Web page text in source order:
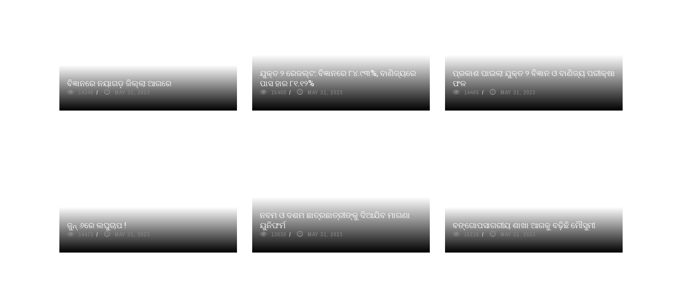
ବିଜ୍ଞାନରେ ନୟାଗଡ଼ ଜିଲ୍ଲା ଆଗରେ
14340 MAY 31, 2023
ଯୁକ୍ତ ୨ ରେଜଲ୍ଟ: ବିଜ୍ଞାନରେ ୮୪.୯୩%, ବାଣିଜ୍ୟରେ
ପାସ ହାର ୮୧.୧୨%
15400 MAY 31, 2023
ପ୍ରକାଶ ପାଇଲା ଯୁକ୍ତ ୨ ବିଜ୍ଞାନ ଓ ବାଣିଜ୍ୟ ପରୀକ୍ଷା
ଫଳ
14465 MAY 31, 2023
ଜୁନ୍‌‌ ୬ରେ ଲଘୁଚାପ !
14473 MAY 31, 2023
ନବମ ଓ ଦଶମ ଛାତ୍ରଛାତ୍ରୀଙ୍କୁ ଦିଆଯିବ ମାଗଣା
ୟୁନିଫର୍ମ
13830 MAY 31, 2023
ବଙ୍ଗୋପସାଗରୀୟ ଶାଖା ଆଗକୁ ବଢ଼ିଛି ମୌସୁମୀ
15215 MAY 31, 2023